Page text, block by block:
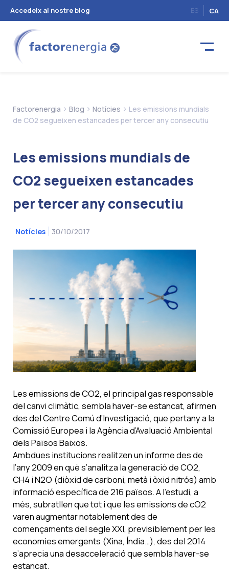
Accedeix al nostre blog ES CA
Factorenergia > Blog > Notícies > Les emissions mundials
de CO2 segueixen estancades per tercer any consecutiu
Les emissions mundials de
CO2 segueixen estancades
per tercer any consecutiu
Notícies 30/10/2017
Les emissions de CO2, el principal gas responsable
del canvi climàtic, sembla haver-se estancat, afirmen
des del Centre Comú d’Investigació, que pertany a la
Comissió Europea i la Agència d’Avaluació Ambiental
dels Països Baixos.
Ambdues institucions realitzen un informe des de
l’any 2009 en què s’analitza la generació de CO2,
CH4 i N2O (diòxid de carboni, metà i òxid nitrós) amb
informació específica de 216 països. A l’estudi, a
més, subratllen que tot i que les emissions de cO2
varen augmentar notablement des de
començaments del segle XXI, previsiblement per les
economies emergents (Xina, Índia…), des del 2014
s’aprecia una desacceleració que sembla haver-se
estancat.